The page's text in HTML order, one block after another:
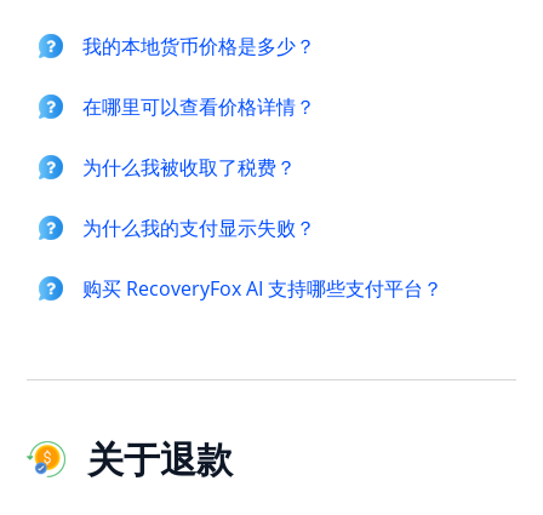
我的本地货币价格是多少？
在哪里可以查看价格详情？
为什么我被收取了税费？
为什么我的支付显示失败？
购买 RecoveryFox AI 支持哪些支付平台？
关于退款